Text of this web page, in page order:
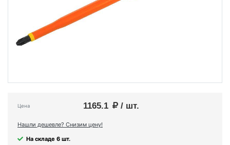
Цена 1165.1 / шт.
Нашли дешевле? Снизим цену!
На складе 6 шт.